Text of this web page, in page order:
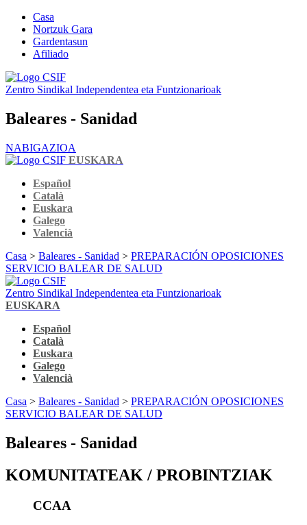
Casa
Nortzuk Gara
Gardentasun
Afiliado
Zentro Sindikal Independentea eta Funtzionarioak
Baleares - Sanidad
NABIGAZIOA
EUSKARA
Español
Català
Euskara
Galego
Valencià
Casa > Baleares - Sanidad > PREPARACIÓN OPOSICIONES
SERVICIO BALEAR DE SALUD
Zentro Sindikal Independentea eta Funtzionarioak
EUSKARA
Español
Català
Euskara
Galego
Valencià
Casa > Baleares - Sanidad > PREPARACIÓN OPOSICIONES
SERVICIO BALEAR DE SALUD
Baleares - Sanidad
KOMUNITATEAK / PROBINTZIAK
CCAA